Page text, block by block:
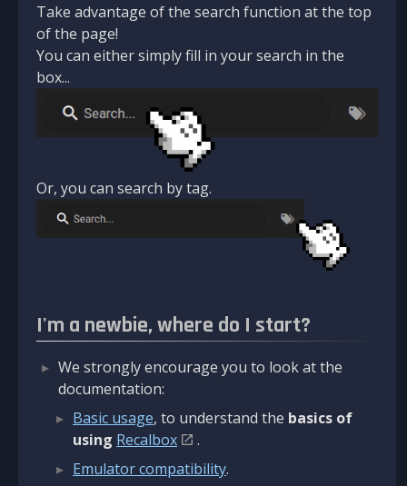
Take advantage of the search function at the top
of the page!
You can either simply fill in your search in the
box...
Or, you can search by tag.
I'm a newbie, where do I start?
We strongly encourage you to look at the
documentation:
Basic usage, to understand the basics of
using Recalbox
.
Emulator compatibility.